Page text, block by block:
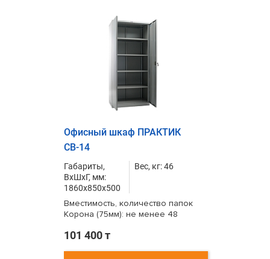
Офисный шкаф ПРАКТИК
СВ-14
Габариты,
ВxШxГ, мм:
1860x850x500
Вес, кг: 46
Вместимость, количество папок
Корона (75мм): не менее 48
101 400 т